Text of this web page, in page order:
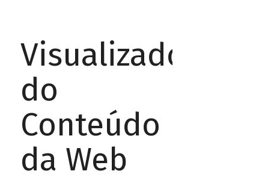
Visualizador
do
Conteúdo
da Web